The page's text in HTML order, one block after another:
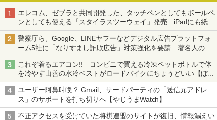
エレコム、ゼブラと共同開発した、タッチペンとしてもボールペ
ンとしても使える「スタイラスツーウェイ」発売 iPadにも紙に
も、持ち替えずに書き込める
警察庁ら、Google、LINEヤフーなどデジタル広告プラットフォ
ーム5社に「なりすまし詐欺広告」対策強化を要請 著名人の写
真や映像を使った投資詐欺などへの対策として
これぞ着るエアコン!! コンビニで買える冷凍ペットボトルで体
を冷やす山善の水冷ベストがロードバイクにちょうどいい【ぼっ
ち・ざ・ろーど！その14】【空いた時間でなにしてる？】
ユーザー阿鼻叫喚？ Gmail、サードパーティの「送信元アドレ
ス」のサポートを打ち切りへ【やじうまWatch】
不正アクセスを受けていた将棋連盟のサイトが復旧、情報漏えい